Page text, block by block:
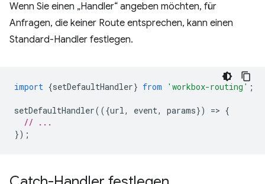
Wenn Sie einen „Handler“ angeben möchten, für
Anfragen, die keiner Route entsprechen, kann einen
Standard-Handler festlegen.
import {setDefaultHandler} from 'workbox-routing' ;
setDefaultHandler(({url, event, params}) => {
// ...
});